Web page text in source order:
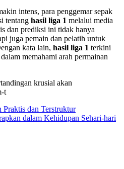
intens, para penggemar sepak
tentang hasil liga 1 melalui media
dan prediksi ini tidak hanya
juga pemain dan pelatih untuk
kata lain, hasil liga 1 terkini
memahami arah permainan
krusial akan
t
Praktis dan Terstruktur
dalam Kehidupan Sehari-hari